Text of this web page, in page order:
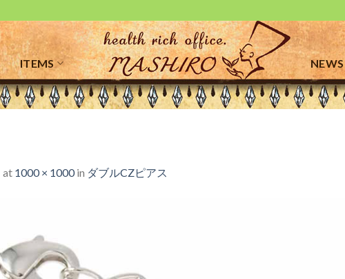
ITEMS NEWS
at 1000 × 1000in ダブルCZピアス